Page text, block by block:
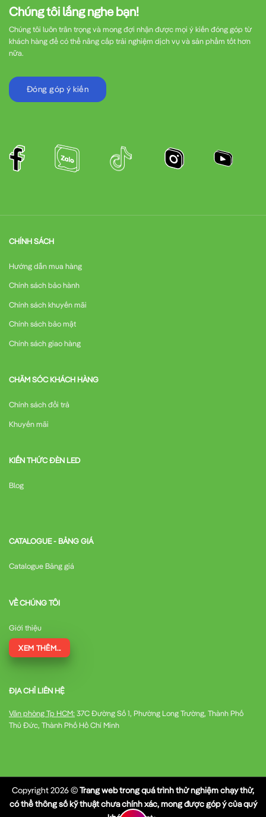
Chúng tôi lắng nghe bạn!
Chúng tôi luôn trân trọng và mong đợi nhận được mọi ý kiến đóng góp từ
khách hàng để có thể nâng cấp trải nghiệm dịch vụ và sản phẩm tốt hơn
nữa.
Đóng góp ý kiến
CHÍNH SÁCH
Hướng dẫn mua hàng
Chính sách bảo hành
Chính sách khuyến mãi
Chính sách bảo mật
Chính sách giao hàng
CHĂM SÓC KHÁCH HÀNG
Chính sách đổi trả
Khuyến mãi
KIẾN THỨC ĐÈN LED
Blog
CATALOGUE - BẢNG GIÁ
Catalogue Bảng giá
VỀ CHÚNG TÔI
Giới thiệu
XEM THÊM...
ĐỊA CHỈ LIÊN HỆ
Văn phòng Tp HCM: 37C Đường Số 1, Phường Long Trường, Thành Phố
Thủ Đức, Thành Phố Hồ Chí Minh
Copyright 2026 ©Trang web trong quá trình thử nghiệm chạy thử,
có thể thông số kỹ thuật chưa chính xác, mong được góp ý của quý